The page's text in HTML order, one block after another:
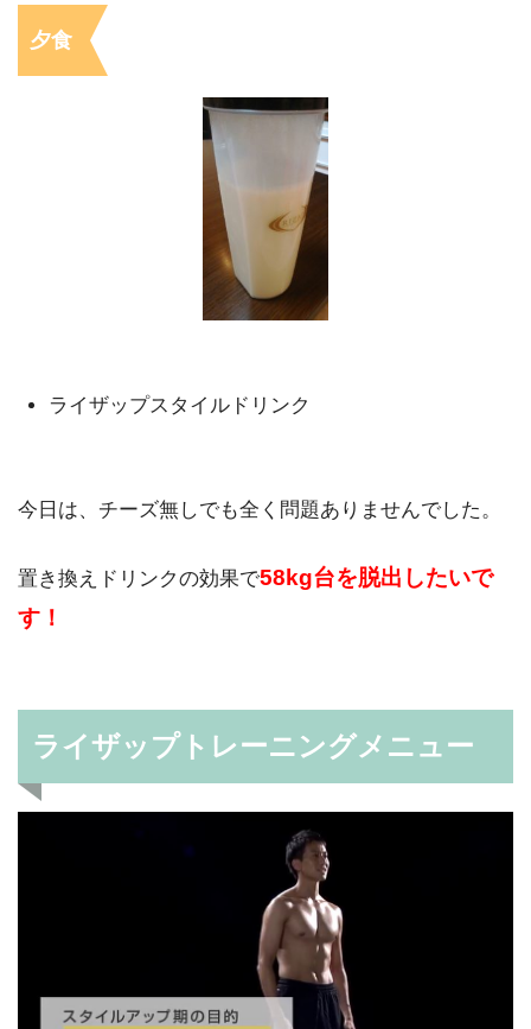
夕食
ライザップスタイルドリンク
今日は、チーズ無しでも全く問題ありませんでした。
置き換えドリンクの効果で58kg台を脱出したいで
す！
ライザップトレーニングメニュー